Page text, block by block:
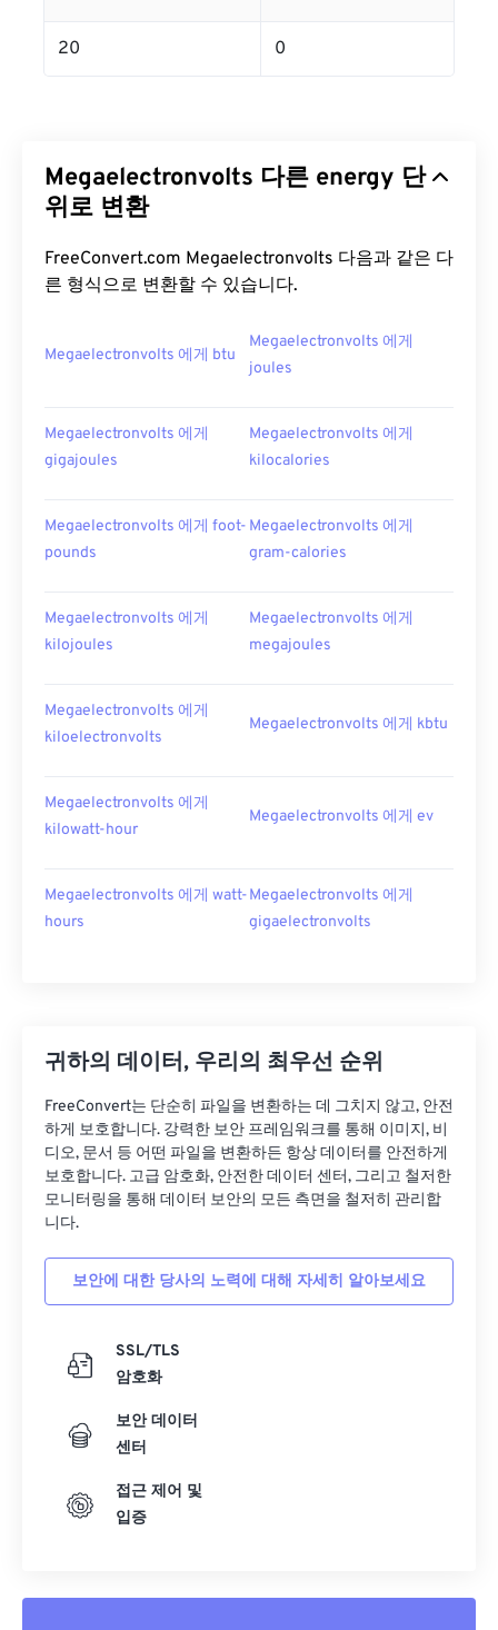
20 0
Megaelectronvolts 다른 energy 단
위로 변환
FreeConvert.com Megaelectronvolts 다음과 같은 다
른 형식으로 변환할 수 있습니다.
Megaelectronvolts 에게 btu
Megaelectronvolts 에게
joules
Megaelectronvolts 에게
gigajoules
Megaelectronvolts 에게
kilocalories
Megaelectronvolts 에게 foot-
pounds
Megaelectronvolts 에게
gram-calories
Megaelectronvolts 에게
kilojoules
Megaelectronvolts 에게
megajoules
Megaelectronvolts 에게
kiloelectronvolts
Megaelectronvolts 에게 kbtu
Megaelectronvolts 에게
kilowatt-hour
Megaelectronvolts 에게 ev
Megaelectronvolts 에게 watt-
hours
Megaelectronvolts 에게
gigaelectronvolts
귀하의 데이터, 우리의 최우선 순위
FreeConvert는 단순히 파일을 변환하는 데 그치지 않고, 안전
하게 보호합니다. 강력한 보안 프레임워크를 통해 이미지, 비
디오, 문서 등 어떤 파일을 변환하든 항상 데이터를 안전하게
보호합니다. 고급 암호화, 안전한 데이터 센터, 그리고 철저한
모니터링을 통해 데이터 보안의 모든 측면을 철저히 관리합
니다.
보안에 대한 당사의 노력에 대해 자세히 알아보세요
SSL/TLS
암호화
보안 데이터
센터
접근 제어 및
입증